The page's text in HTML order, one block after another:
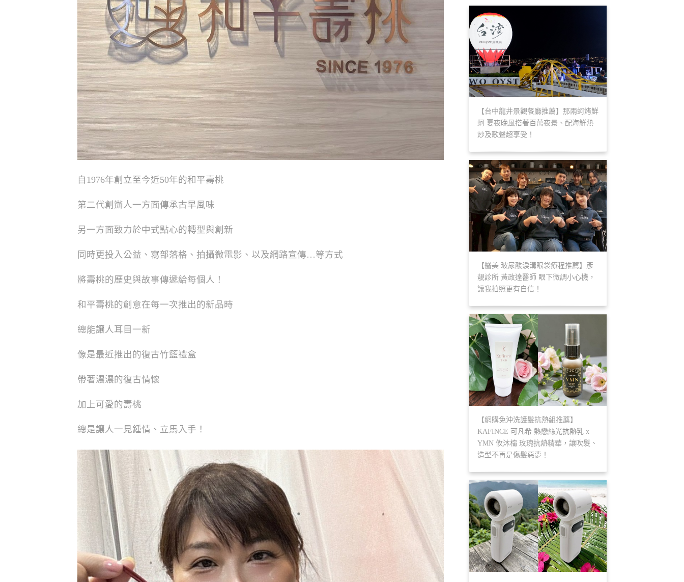
自1976年創立至今近50年的和平壽桃
第二代創辦人一方面傳承古早風味
另一方面致力於中式點心的轉型與創新
同時更投入公益、寫部落格、拍攝微電影、以及網路宣傳…等方式
將壽桃的歷史與故事傳遞給每個人！
和平壽桃的創意在每一次推出的新品時
總能讓人耳目一新
像是最近推出的復古竹籃禮盒
帶著濃濃的復古情懷
加上可愛的壽桃
總是讓人一見鍾情、立馬入手！
【台中龍井景觀餐廳推薦】那兩蚵烤鮮
蚵 夏夜晚風搭著百萬夜景、配海鮮熱
炒及歌聲超享受！
【醫美 玻尿酸淚溝眼袋療程推薦】彥
靚診所 黃政達醫師 眼下微調小心機，
讓我拍照更有自信！
【網購免沖洗護髮抗熱組推薦】
KAFINCE 可凡希 熱戀絲光抗熱乳 x
YMN 攸沐橣 玫瑰抗熱精華，讓吹髮、
造型不再是傷髮惡夢！